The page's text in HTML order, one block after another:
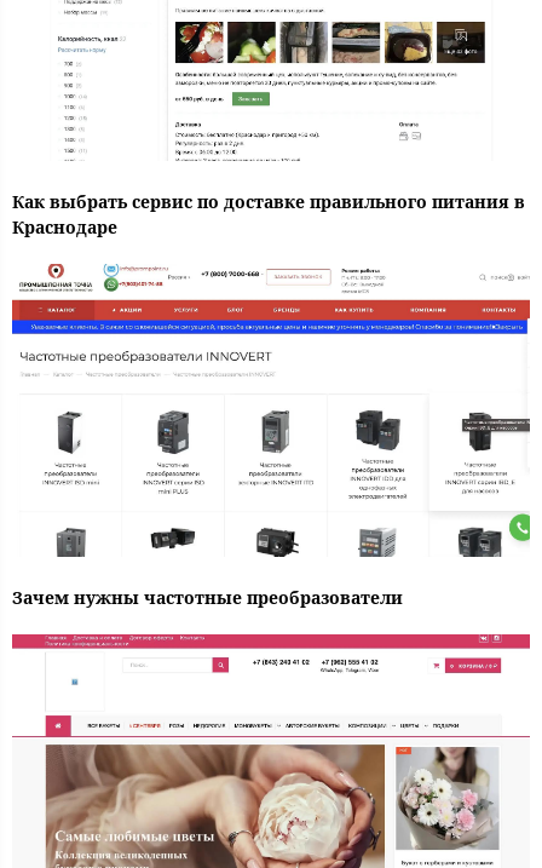
Как выбрать сервис по доставке правильного питания в
Краснодаре
Зачем нужны частотные преобразователи